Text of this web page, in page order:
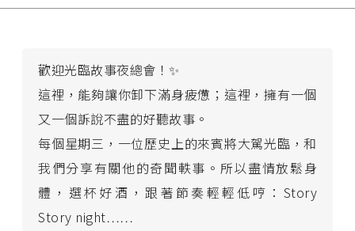
歡迎光臨故事夜總會！✨
這裡，能夠讓你卸下滿身疲憊；這裡，擁有一個
又一個訴說不盡的好聽故事。
每個星期三，一位歷史上的來賓將大駕光臨，和
我們分享有關他的奇聞軼事。所以盡情放鬆身
體，選杯好酒，跟著節奏輕輕低哼：Story
Story night……